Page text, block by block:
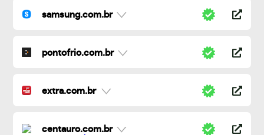
samsung.com.br
pontofrio.com.br
extra.com.br
centauro.com.br